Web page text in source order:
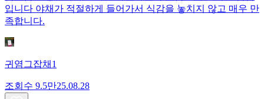
입니다 야채가 적절하게 들어가서 식감을 놓치지 않고 매우 만
족합니다.
귀염그잡채1
조회수 9.5만25.08.28